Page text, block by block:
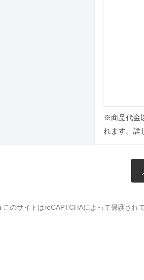
※商品代金
れます。詳
このサイトはreCAPTCHAによって保護され